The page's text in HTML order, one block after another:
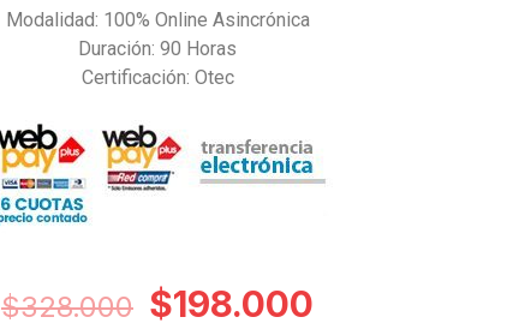
Modalidad: 100% Online Asincrónica
Duración: 90 Horas
Certificación: Otec
$328.000 Original
$198.000